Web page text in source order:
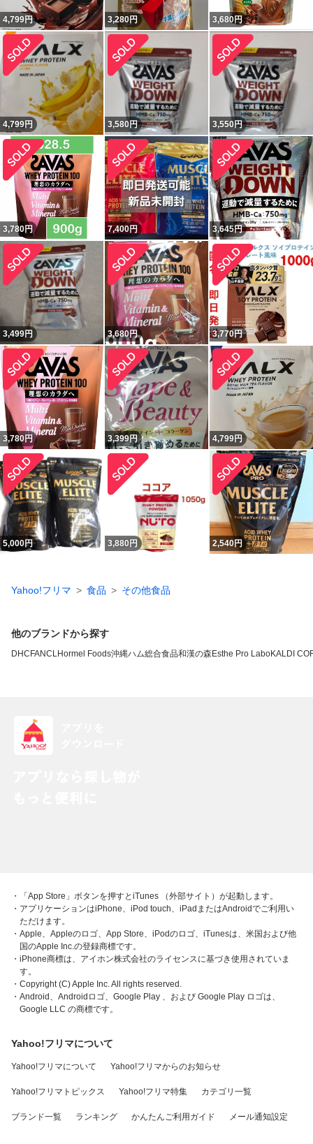
4,799円 3,280円 3,680円
4,799円 3,580円 3,550円
3,780円 7,400円 3,645円
3,499円 3,680円 3,770円
3,780円 3,399円 4,799円
5,000円 3,880 円 2,540円
Yahoo!フリマ 食品 その他食品
他のブランドから探す
DHC FANCLHormel Foods沖縄ハム総合食品和漢の森 Esthe Pro LaboKALDI
・「App Store」ボタンを押すとiTunes （外部サイト）が起動します。
・アプリケーションはiPhone、iPod touch、iPadまたはAndroidでご利用い
ただけます。
・Apple、Appleのロゴ、App Store、iPodのロゴ、iTunesは、米国および他
国のApple Inc.の登録商標です。
・iPhone商標は、アイホン株式会社のライセンスに基づき使用されていま
す。
・Copyright (C) Apple Inc. All rights reserved.
・Android、Androidロゴ、Google Play 、および Google Play ロゴは、
Google LLC の商標です。
Yahoo!フリマについて
Yahoo!フリマについて Yahoo!フリマからのお知らせ
Yahoo!フリマトピックス Yahoo!フリマ特集 カテゴリ一覧
ブランド一覧 ランキング かんたんご利用ガイド メール通知設定